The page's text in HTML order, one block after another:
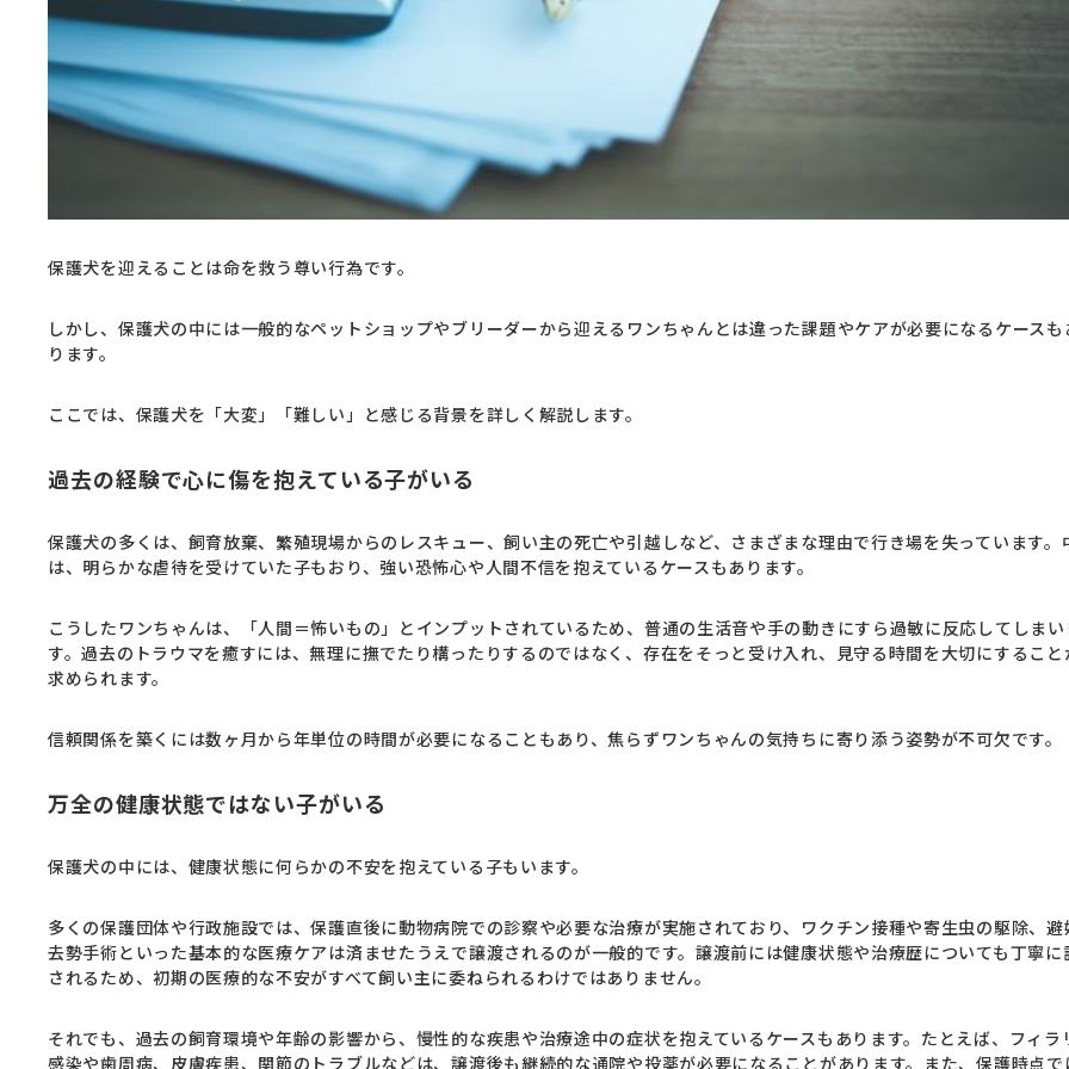
保護犬を迎えることは命を救う尊い行為です。
しかし、保護犬の中には一般的なペットショップやブリーダーから迎えるワンちゃんとは違った課題やケアが必要になるケースも
ります。
ここでは、保護犬を「大変」「難しい」と感じる背景を詳しく解説します。
過去の経験で心に傷を抱えている子がいる
保護犬の多くは、飼育放棄、繁殖現場からのレスキュー、飼い主の死亡や引越しなど、さまざまな理由で行き場を失っています。
は、明らかな虐待を受けていた子もおり、強い恐怖心や人間不信を抱えているケースもあります。
こうしたワンちゃんは、「人間＝怖いもの」とインプットされているため、普通の生活音や手の動きにすら過敏に反応してしま
す。過去のトラウマを癒すには、無理に撫でたり構ったりするのではなく、存在をそっと受け入れ、見守る時間を大切にすること
求められます。
信頼関係を築くには数ヶ月から年単位の時間が必要になることもあり、焦らずワンちゃんの気持ちに寄り添う姿勢が不可欠です。
万全の健康状態ではない子がいる
保護犬の中には、健康状態に何らかの不安を抱えている子もいます。
多くの保護団体や行政施設では、保護直後に動物病院での診察や必要な治療が実施されており、ワクチン接種や寄生虫の駆除、避
去勢手術といった基本的な医療ケアは済ませたうえで譲渡されるのが一般的です。譲渡前には健康状態や治療歴についても丁寧に
されるため、初期の医療的な不安がすべて飼い主に委ねられるわけではありません。
それでも、過去の飼育環境や年齢の影響から、慢性的な疾患や治療途中の症状を抱えているケースもあります。たとえば、フィラ
感染や歯周病、皮膚疾患、関節のトラブルなどは、譲渡後も継続的な通院や投薬が必要になることがあります。また、保護時点で